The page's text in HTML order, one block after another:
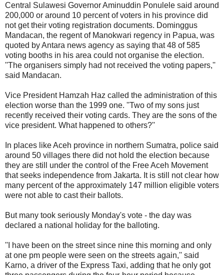
Central Sulawesi Governor Aminuddin Ponulele said around
200,000 or around 10 percent of voters in his province did
not get their voting registration documents. Dominggus
Mandacan, the regent of Manokwari regency in Papua, was
quoted by Antara news agency as saying that 48 of 585
voting booths in his area could not organise the election.
''The organisers simply had not received the voting papers,''
said Mandacan.
Vice President Hamzah Haz called the administration of this
election worse than the 1999 one. ''Two of my sons just
recently received their voting cards. They are the sons of the
vice president. What happened to others?''
In places like Aceh province in northern Sumatra, police said
around 50 villages there did not hold the election because
they are still under the control of the Free Aceh Movement
that seeks independence from Jakarta. It is still not clear how
many percent of the approximately 147 million eligible voters
were not able to cast their ballots.
But many took seriously Monday's vote - the day was
declared a national holiday for the balloting.
''I have been on the street since nine this morning and only
at one pm people were seen on the streets again,'' said
Karno, a driver of the Express Taxi, adding that he only got